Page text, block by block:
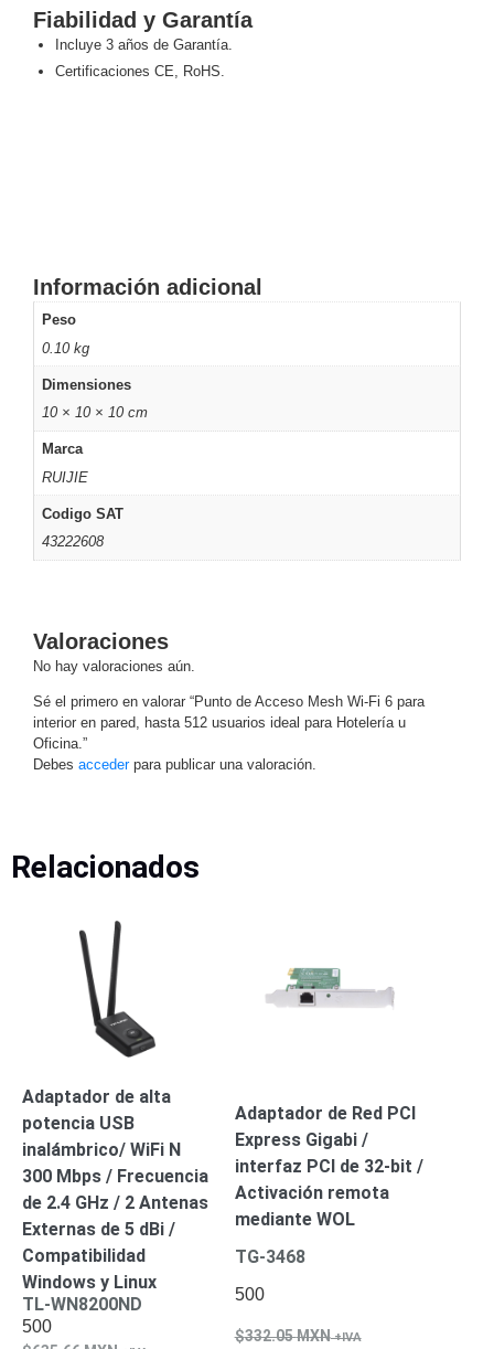
SD /
Memorias
Micro
Analíticas
EPCOM
Cloud
WaveXMR
CEIBAII /
KAPOK
Videograbadoras
Móviles,
Cams y
Body
Cams
(Portátiles) Cámaras
MóvilesDash
Videoporteros
e
Interfonos
Accesorios
Intercomunicadores
Fiabilidad y Garantía
Incluye 3 años de Garantía.
Certificaciones CE, RoHS.
Información adicional
Peso
0.10 kg
Dimensiones
10 × 10 × 10 cm
Marca
RUIJIE
Codigo SAT
43222608
Valoraciones
No hay valoraciones aún.
Sé el primero en valorar “Punto de Acceso Mesh Wi-Fi 6 para
interior en pared, hasta 512 usuarios ideal para Hotelería u
Oficina.”
Debes accederpara publicar una valoración.
Relacionados
Adaptador de alta
potencia USB
inalámbrico/ WiFi N
300 Mbps / Frecuencia
de 2.4 GHz / 2 Antenas
Externas de 5 dBi /
Compatibilidad
Windows y Linux
TL-WN8200ND
500
Adaptador de Red PCI
Express Gigabi /
interfaz PCI de 32-bit /
Activación remota
mediante WOL
TG-3468
500
332.05MXN